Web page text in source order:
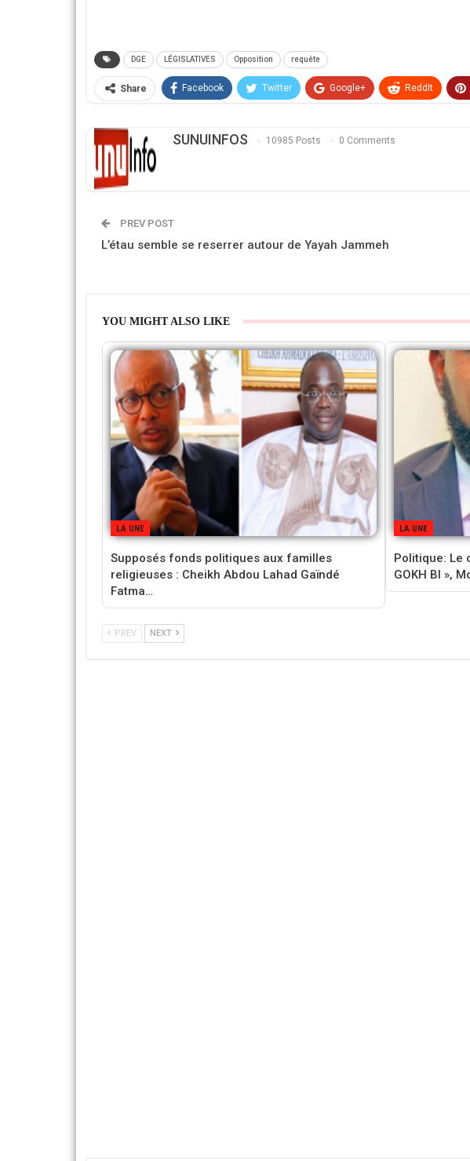
DGE LÉGISLATIVES Opposition requête
Share Facebook Twitter Google+ ReddIt
SUNUINFOS 10985 Posts 0 Comments
PREV POST
L’étau semble se reserrer autour de Yayah Jammeh
YOU MIGHT ALSO LIKE
LA UNE
Supposés fonds politiques aux familles
religieuses : Cheikh Abdou Lahad Gaïndé
Fatma…
LA UNE
‎Politique: Le
GOKH BI »,
PREV NEXT